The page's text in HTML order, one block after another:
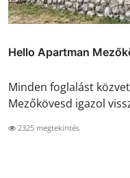
Hello Apartman
Minden foglalást
Mezőkövesd igazol
2325 megtekintés